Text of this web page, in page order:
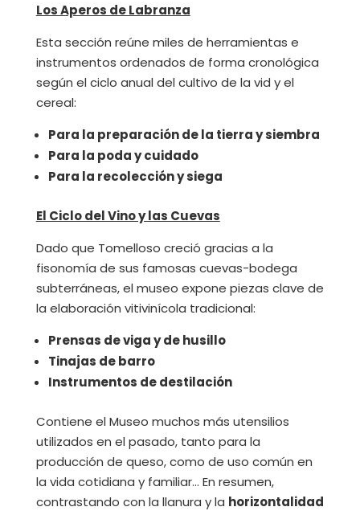
Los Aperos de Labranza
Esta sección reúne miles de herramientas e
instrumentos ordenados de forma cronológica
según el ciclo anual del cultivo de la vid y el
cereal:
Para la preparación de la tierra y siembra
Para la poda y cuidado
Para la recolección y siega
El Ciclo del Vino y las Cuevas
Dado que Tomelloso creció gracias a la
fisonomía de sus famosas cuevas-bodega
subterráneas, el museo expone piezas clave de
la elaboración vitivinícola tradicional:
Prensas de viga y de husillo
Tinajas de barro
Instrumentos de destilación
Contiene el Museo muchos más utensilios
utilizados en el pasado, tanto para la
producción de queso, como de uso común en
la vida cotidiana y familiar… En resumen,
contrastando con la llanura y la horizontalidad